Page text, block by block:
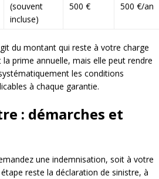
(souvent
incluse)
500 €
500 €/an
du montant qui reste à votre charge
prime annuelle, mais elle peut rendre
les conditions
à chaque garantie.
: démarches et
une indemnisation, soit à votre
reste la déclaration de sinistre, à